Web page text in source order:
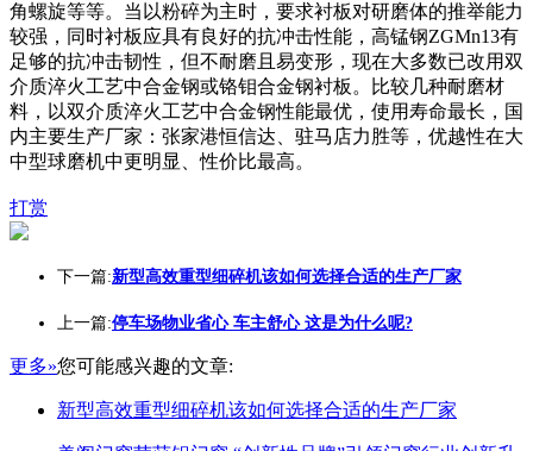
角螺旋等等。当以粉碎为主时，要求衬板对研磨体的推举能力
较强，同时衬板应具有良好的抗冲击性能，高锰钢ZGMn13有
足够的抗冲击韧性，但不耐磨且易变形，现在大多数已改用双
介质淬火工艺中合金钢或铬钼合金钢衬板。比较几种耐磨材
料，以双介质淬火工艺中合金钢性能最优，使用寿命最长，国
内主要生产厂家：张家港恒信达、驻马店力胜等，优越性在大
中型球磨机中更明显、性价比最高。
打赏
下一篇:新型高效重型细碎机该如何选择合适的生产厂家
上一篇:停车场物业省心 车主舒心 这是为什么呢?
更多»您可能感兴趣的文章:
新型高效重型细碎机该如何选择合适的生产厂家